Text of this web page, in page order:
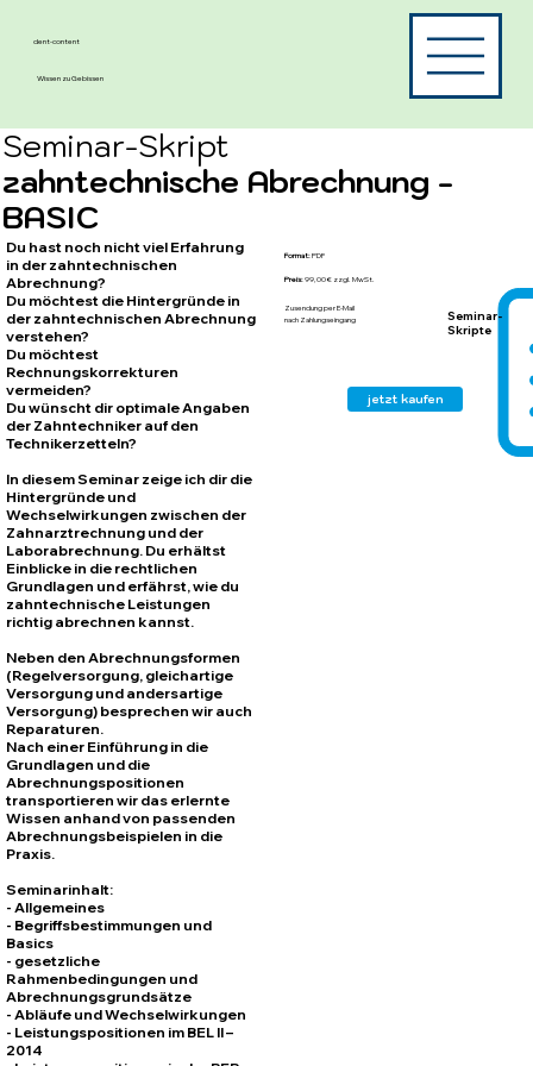
dent-content
Wissen zu Gebissen
Du hast noch nicht viel Erfahrung
in der zahntechnischen
Abrechnung?
Du möchtest die Hintergründe in
der zahntechnischen Abrechnung
verstehen?
Du möchtest
Rechnungskorrekturen
vermeiden?
Du wünscht dir optimale Angaben
der Zahntechniker auf den
Technikerzetteln?
In diesem Seminar zeige ich dir die
Hintergründe und
Wechselwirkungen zwischen der
Zahnarztrechnung und der
Laborabrechnung. Du erhältst
Einblicke in die rechtlichen
Grundlagen und erfährst, wie du
zahntechnische Leistungen
richtig abrechnen kannst.
Neben den Abrechnungsformen
(Regelversorgung, gleichartige
Versorgung und andersartige
Versorgung) besprechen wir auch
Reparaturen.​
Nach einer Einführung in die
Grundlagen und die
Abrechnungspositionen
transportieren wir das erlernte
Wissen anhand von passenden
Abrechnungsbeispielen in die
Praxis.
Seminarinhalt:
- Allgemeines
- Begriffsbestimmungen und
Basics
- gesetzliche
Rahmenbedingungen und
Abrechnungsgrundsätze
- Abläufe und Wechselwirkungen
- Leistungspositionen im BEL II –
2014
Format:PDF
Preis:99,00 € zzgl. MwSt.
Zusendung per E-Mail
nach Zahlungseingang
Seminar-
Skripte
jetzt kaufen
Seminar-Skript
zahntechnische Abrechnung -
BASIC